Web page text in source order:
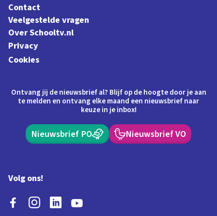
Contact
Veelgestelde vragen
Over Schooltv.nl
Privacy
Cookies
Ontvang jij de nieuwsbrief al? Blijf op de hoogte door je aan
te melden en ontvang elke maand een nieuwsbrief naar
keuze in je inbox!
Nieuwsbrief PO Nieuwsbrief VO
Volg ons!